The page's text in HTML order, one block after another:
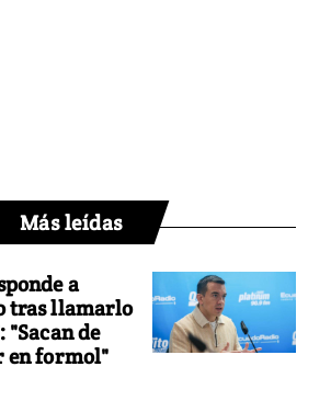
Más leídas
a
tras llamarlo
de
en formol"